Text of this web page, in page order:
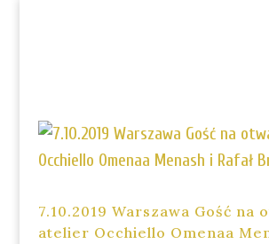
7.10.2019 Warszawa Gość na
atelier Occhiello Omenaa